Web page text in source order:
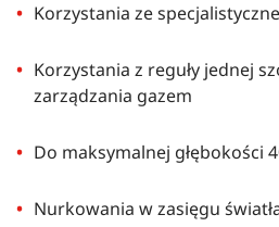
Korzystania ze
Korzystania z reguły jednej
zarządzania gazem
Do maksymalnej głębokości
Nurkowania w zasięgu